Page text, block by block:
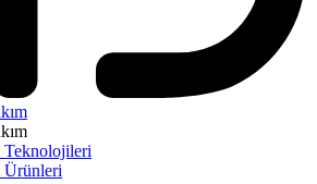
Teknolojileri
Ürünleri